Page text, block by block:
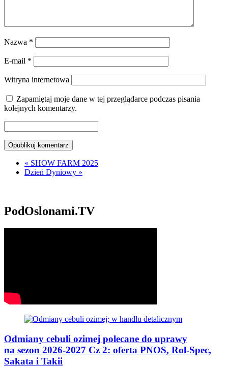
Nazwa *
E-mail *
Witryna internetowa
Zapamiętaj moje dane w tej przeglądarce podczas pisania
kolejnych komentarzy.
« SHOW FARM 2025
Dzień Dyniowy »
PodOslonami.TV
Odmiany cebuli ozimej polecane do uprawy
na sezon 2026-2027 Cz 2: oferta PNOS, Rol-Spec,
Sakata i Takii